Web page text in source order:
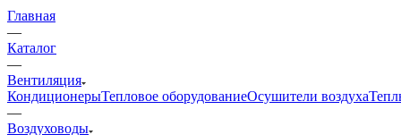
Главная
—
Каталог
—
Вентиляция
КондиционерыТепловое оборудованиеОсушители воздуха
—
Воздуховоды